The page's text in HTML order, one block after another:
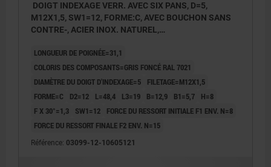
DOIGT INDEXAGE VERR. AVEC SIX PANS, D=5,
M12X1,5, SW1=12, FORME:C, AVEC BOUCHON SANS
CONTRE-, ACIER INOX. NATUREL,
LONGUEUR DE POIGNÉE=31,1
COLORIS DES COMPOSANTS=GRIS FONCÉ RAL 7021
DIAMÈTRE DU DOIGT D'INDEXAGE=5
FILETAGE=M12X1,5
FORME=C
D2=12 L=48,4 L3=19 B=12,9 B1=5,7
H=8
F X 30°=1,3
SW1=12
FORCE DU RESSORT INITIALE F1 ENV. N=8
FORCE DU RESSORT FINALE F2 ENV. N=15
Référence: 03099-12-10605121